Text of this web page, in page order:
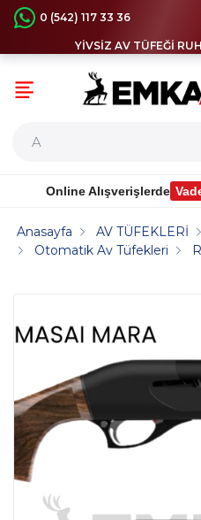
0 (542) 117 33 36
YİVSİZ AV TÜFEĞİ
Online Alışverişlerde
Anasayfa AV TÜFEKLERİ
Otomatik Av Tüfekleri